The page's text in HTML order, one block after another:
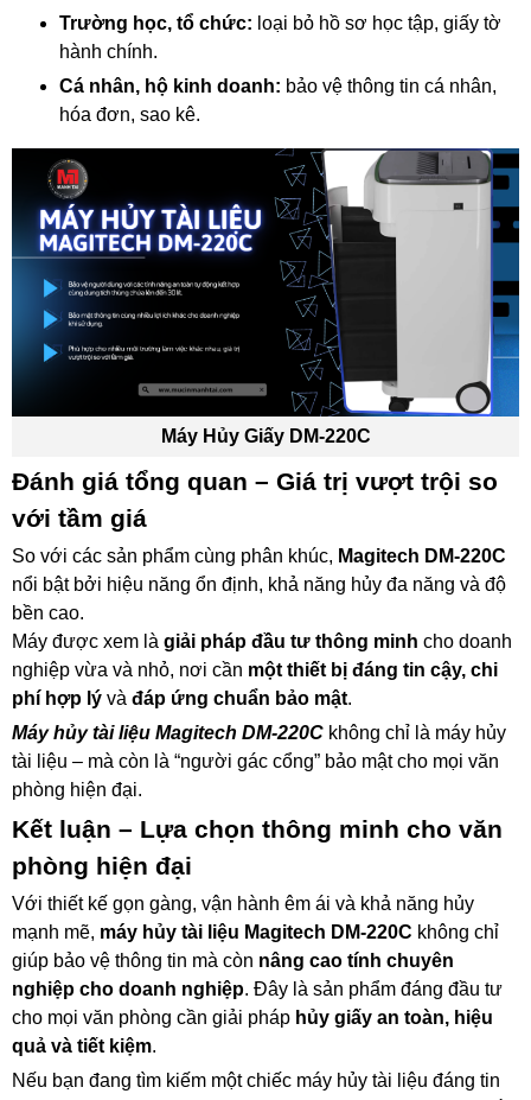
Trường học, tổ chức: loại bỏ hồ sơ học tập, giấy tờ
hành chính.
Cá nhân, hộ kinh doanh: bảo vệ thông tin cá nhân,
hóa đơn, sao kê.
Máy Hủy Giấy DM-220C
Đánh giá tổng quan – Giá trị vượt trội so
với tầm giá
So với các sản phẩm cùng phân khúc, Magitech DM-220C
nổi bật bởi hiệu năng ổn định, khả năng hủy đa năng và độ
bền cao.
Máy được xem là giải pháp đầu tư thông minh cho doanh
nghiệp vừa và nhỏ, nơi cần một thiết bị đáng tin cậy, chi
phí hợp lý và đáp ứng chuẩn bảo mật.
Máy hủy tài liệu Magitech DM-220C không chỉ là máy hủy
tài liệu – mà còn là “người gác cổng” bảo mật cho mọi văn
phòng hiện đại.
Kết luận – Lựa chọn thông minh cho văn
phòng hiện đại
Với thiết kế gọn gàng, vận hành êm ái và khả năng hủy
mạnh mẽ, máy hủy tài liệu Magitech DM-220C không chỉ
giúp bảo vệ thông tin mà còn nâng cao tính chuyên
nghiệp cho doanh nghiệp. Đây là sản phẩm đáng đầu tư
cho mọi văn phòng cần giải pháp hủy giấy an toàn, hiệu
quả và tiết kiệm.
Nếu bạn đang tìm kiếm một chiếc máy hủy tài liệu đáng tin